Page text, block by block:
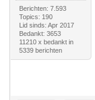
Berichten: 7.593
Topics: 190
Lid sinds: Apr 2017
Bedankt: 3653
11210 x bedankt in
5339 berichten